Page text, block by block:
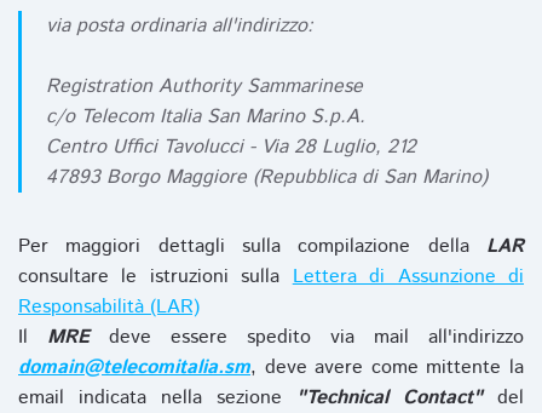
via posta ordinaria all'indirizzo:
Registration Authority Sammarinese
c/o Telecom Italia San Marino S.p.A.
Centro Uffici Tavolucci - Via 28 Luglio, 212
47893 Borgo Maggiore (Repubblica di San Marino)
Per maggiori dettagli sulla compilazione della LAR
consultare le istruzioni sullaLettera di Assunzione di
Responsabilità (LAR)
Il MREdeve essere spedito via mail all'indirizzo
domain@telecomitalia.sm, deve avere come mittente la
email indicata nella sezione
"Technical Contact"del